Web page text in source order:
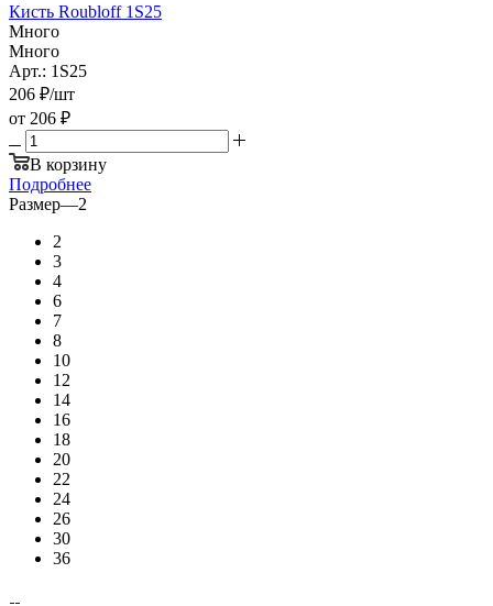
Кисть Roubloff 1S25
Много
Много
Арт.: 1S25
206 ₽/шт
от 206 ₽
В корзину
Подробнее
Размер—2
2
3
4
6
7
8
10
12
14
16
18
20
22
24
26
30
36